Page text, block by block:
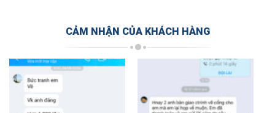
CẢM NHẬN CỦA KHÁCH HÀNG